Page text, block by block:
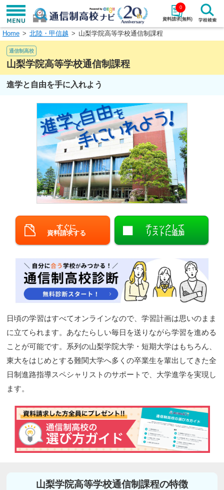
資料請求(無料)
0
学校名で探す
エリアから探す
エリアを選択して探す
北海道・東北
北陸・甲信越
中国
九州・沖縄
閉じる
Home 北陸・甲信越 山梨学院高等学校通信制課程
通信制高校
山梨学院高等学校通信制課程
進学と自由を手に入れよう
すぐに
資料請求する
チェックして
リストに追加
日頃の学習はすべてオンラインなので、学習計画は思いのまま
に立てられます。あなたらしい毎日を送りながら学習を進める
ことが可能です。系列の山梨学院大学・短期大学はもちろん、
東大をはじめとする難関大学へ多くの卒業生を輩出してきた全
日制進路指導スペシャリストのサポートで、大学進学を実現し
ます。
山梨学院高等学校通信制課程の特徴